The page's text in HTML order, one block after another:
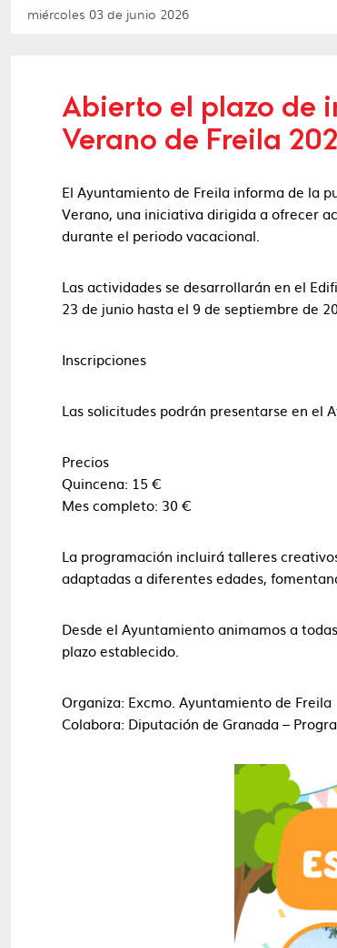
miércoles 03 de junio 2026
Abierto el plazo de
Verano de Freila
El Ayuntamiento de Freila informa de la
Verano, una iniciativa dirigida a ofrecer
durante el periodo vacacional.
Las actividades se desarrollarán en el
23 de junio hasta el 9 de septiembre de
Inscripciones
Las solicitudes podrán presentarse en el
Precios
Quincena: 15 €
Mes completo: 30 €
La programación incluirá talleres
adaptadas a diferentes edades,
Desde el Ayuntamiento animamos a
plazo establecido.
Organiza: Excmo. Ayuntamiento de Freila
Colabora: Diputación de Granada –